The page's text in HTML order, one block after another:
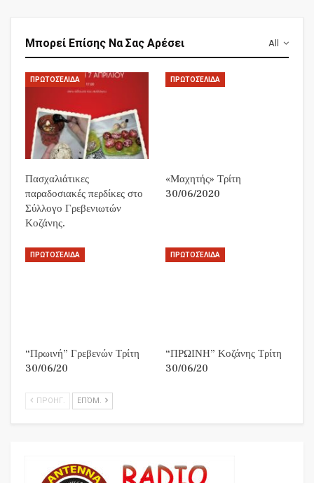
All
Μπορεί Επίσης Να Σας Αρέσει
ΠΡΩΤΟΣΈΛΙΔΑ
Πασχαλιάτικες
παραδοσιακές περδίκες στο
Σύλλογο Γρεβενιωτών
Κοζάνης.
ΠΡΩΤΟΣΈΛΙΔΑ
«Μαχητής» Τρίτη
30/06/2020
ΠΡΩΤΟΣΈΛΙΔΑ
“Πρωινή” Γρεβενών Τρίτη
30/06/20
ΠΡΩΤΟΣΈΛΙΔΑ
“ΠΡΩΙΝΗ” Κοζάνης Τρίτη
30/06/20
ΠΡΟΗΓ. ΕΠΌΜ.